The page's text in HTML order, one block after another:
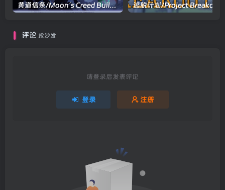
黄道信条/Moon’s Creed Build.20838591|策略战棋|容量1.7GB|官方中文版
评论 抢沙发
请登录后发表评论
登录 注册